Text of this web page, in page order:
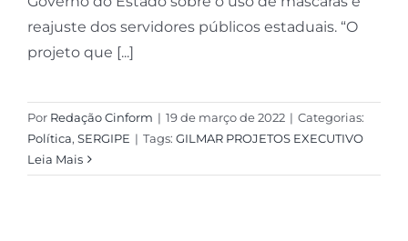
reajuste dos servidores públicos estaduais. “O
projeto que [...]
Por Redação Cinform | 19 de março de 2022 | Categorias:
Política, SERGIPE | Tags: GILMAR PROJETOS EXECUTIVO
Leia Mais